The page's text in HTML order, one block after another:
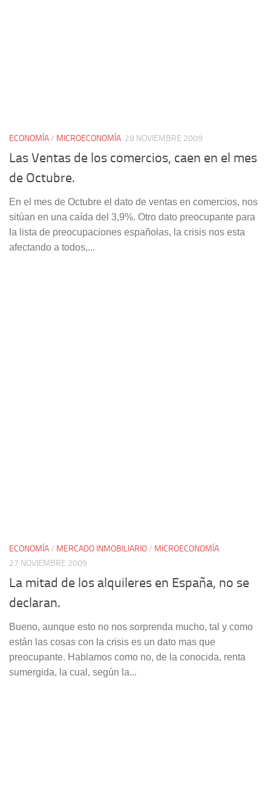
ECONOMÍA/ MICROECONOMÍA 28 NOVIEMBRE 2009
Las Ventas de los comercios, caen en el mes
de Octubre.
En el mes de Octubre el dato de ventas en comercios, nos
sitúan en una caída del 3,9%. Otro dato preocupante para
la lista de preocupaciones españolas, la crisis nos esta
afectando a todos,...
ECONOMÍA/ MERCADO INMOBILIARIO/ MICROECONOMÍA
27 NOVIEMBRE 2009
La mitad de los alquileres en España, no se
declaran.
Bueno, aunque esto no nos sorprenda mucho, tal y como
están las cosas con la crisis es un dato mas que
preocupante. Hablamos como no, de la conocida, renta
sumergida, la cual, según la...